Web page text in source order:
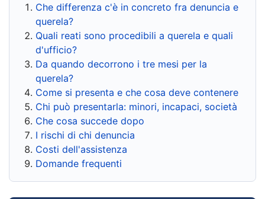
Che differenza c'è in concreto fra denuncia e
querela?
Quali reati sono procedibili a querela e quali
d'ufficio?
Da quando decorrono i tre mesi per la
querela?
Come si presenta e che cosa deve contenere
Chi può presentarla: minori, incapaci, società
Che cosa succede dopo
I rischi di chi denuncia
Costi dell'assistenza
Domande frequenti